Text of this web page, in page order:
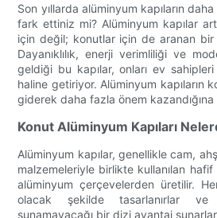
Son yıllarda alüminyum kapıların daha
fark ettiniz mi? Alüminyum kapılar
için değil; konutlar için de aranan bir
Dayanıklılık, enerji verimliliği ve
geldiği bu kapılar, onları ev
haline getiriyor. Alüminyum kapıların
giderek daha fazla önem kazandığına
Konut Alüminyum Kapıları
Alüminyum kapılar, genellikle cam,
malzemeleriyle birlikte kullanılan hafif
alüminyum çerçevelerden üretilir.
olacak şekilde tasarlanırlar ve
sunamayacağı bir dizi avantaj